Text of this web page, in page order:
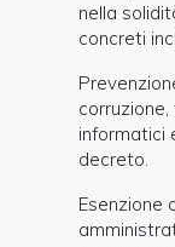
nella
concreti
informatici
decreto.
Esenzione